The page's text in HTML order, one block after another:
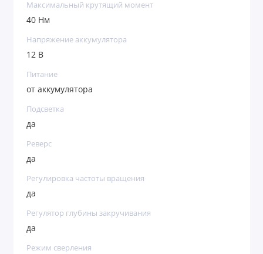
Максимальный крутящий момент
40 Нм
Напряжение аккумулятора
12 В
Питание
от аккумулятора
Подсветка
да
Реверс
да
Регулировка частоты вращения
да
Регулятор глубины закручивания
да
Режим сверления